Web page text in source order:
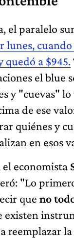
el paralelo
lunes, cuando
quedó a $945.
el blue
y "cuevas" lo
de ese
quiénes y
en esos
el economista
"Lo
que no
existen
reemplazar